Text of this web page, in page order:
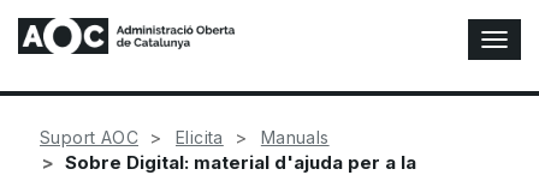
A
l
t
Suport AOC Elicita Manuals
Sobre Digital: material d'ajuda per a la